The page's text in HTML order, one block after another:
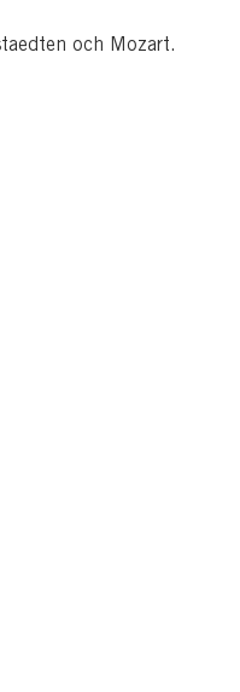
och Mozart.